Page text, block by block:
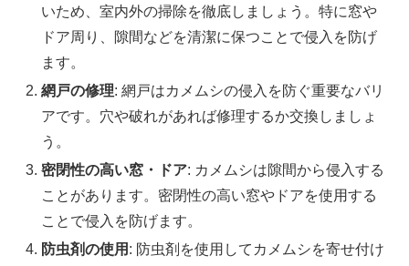
いため、室内外の掃除を徹底しましょう。特に窓や
ドア周り、隙間などを清潔に保つことで侵入を防げ
ます。
網戸の修理: 網戸はカメムシの侵入を防ぐ重要なバリ
アです。穴や破れがあれば修理するか交換しましょ
う。
密閉性の高い窓・ドア: カメムシは隙間から侵入する
ことがあります。密閉性の高い窓やドアを使用する
ことで侵入を防げます。
防虫剤の使用 : 防虫剤を使用してカメムシを寄せ付け